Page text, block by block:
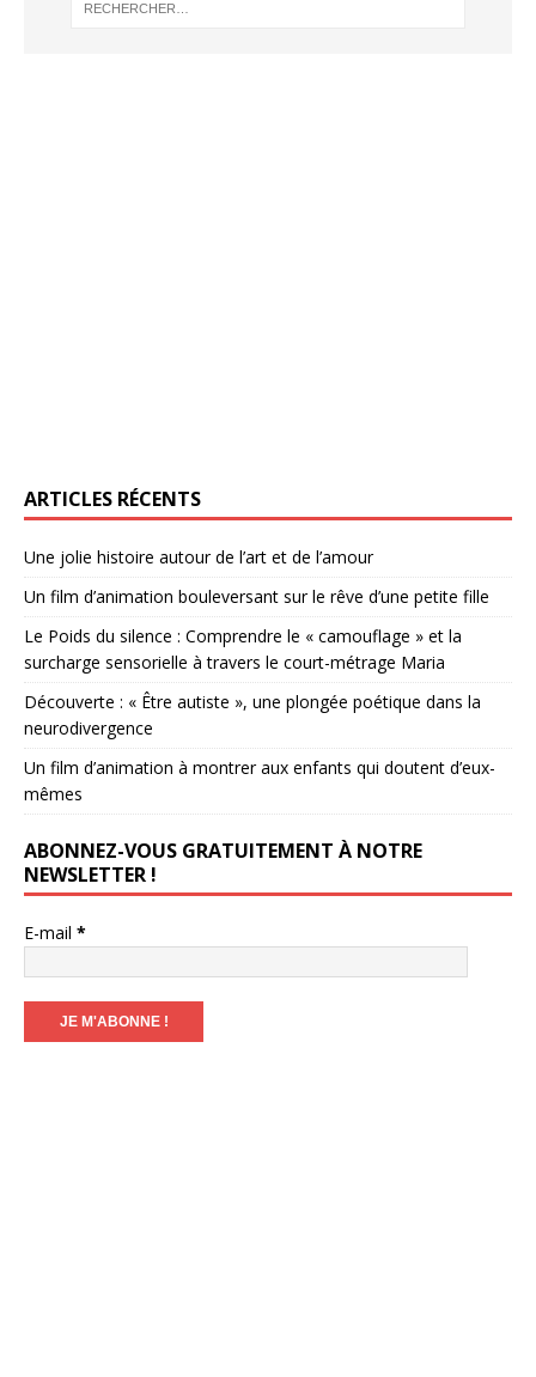
ARTICLES RÉCENTS
Une jolie histoire autour de l’art et de l’amour
Un film d’animation bouleversant sur le rêve d’une petite fille
Le Poids du silence : Comprendre le « camouflage » et la
surcharge sensorielle à travers le court-métrage Maria
Découverte : « Être autiste », une plongée poétique dans la
neurodivergence
Un film d’animation à montrer aux enfants qui doutent d’eux-
mêmes
ABONNEZ-VOUS GRATUITEMENT À NOTRE
NEWSLETTER !
E-mail *